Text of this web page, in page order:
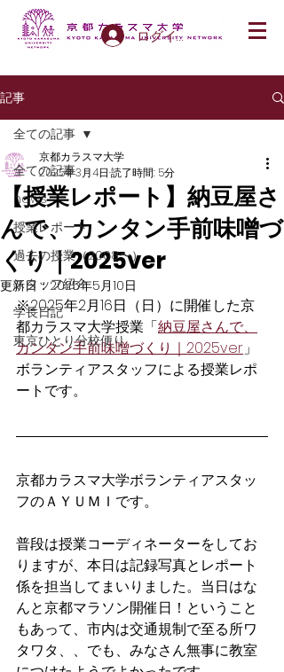
ログイン
記事
全ての記事
news
授業レポート
過去の授業（2008〜）
スタッフ紹介
学長日記
東京ひとり分校便り
全ての記事
【授業レポート】納豆屋さ
んで、カンタン手前味噌づ
くり｜2025ver
京都カラスマ大学
2025年3月4日 読了時間: 5分
更新日：2025年5月10日
※2025年2月16日（日）に開催した京
都カラスマ大学授業「納豆屋さんで、
カンタン手前味噌づくり｜2025ver」
ボランティアスタッフによる授業レポ
ートです。
京都カラスマ大学ボランティアスタッ
フのＡＹＵＭＩです。
普段は授業コーディネーターをしてお
りますが、本日は記録写真とレポート
係を担当してまいりました。当日はな
んと京都マラソン開催日！ということ
もあって、市内は交通規制で至る所ワ
タワタ、、でも、みなさん無事に教室